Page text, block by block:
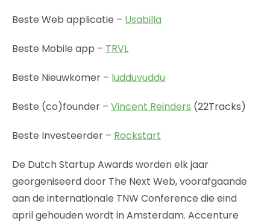
Beste Web applicatie – Usabilla
Beste Mobile app – TRVL
Beste Nieuwkomer – ludduvuddu
Beste (co)founder – Vincent Reinders (22Tracks)
Beste Investeerder – Rockstart
De Dutch Startup Awards worden elk jaar
georgeniseerd door The Next Web, voorafgaande
aan de internationale TNW Conference die eind
april gehouden wordt in Amsterdam. Accenture